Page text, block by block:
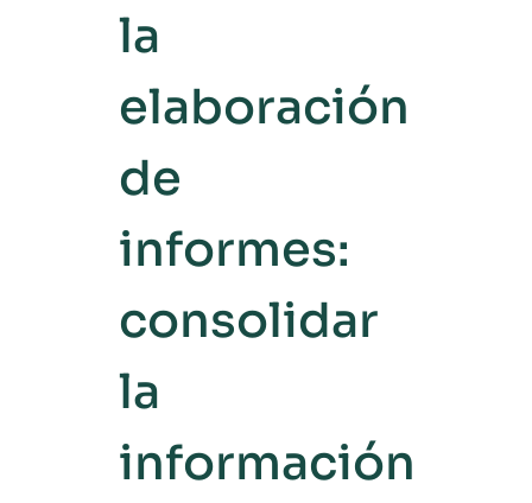
la
elaboración
de
informes:
consolidar
la
información